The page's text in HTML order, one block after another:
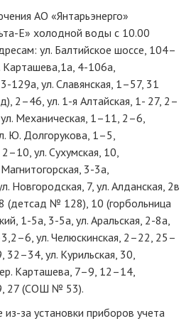
АО «Янтарьэнерго»
Е» холодной воды с 10.00
ул. Балтийское шоссе, 104–
4-106а,
3-129а, ул. Славянская, 1–57, 31
2–46, ул. 1-я Алтайская, 1- 27, 2–
Механическая, 1–11, 2–6,
Ю. Долгорукова, 1–5,
ул. Сухумская, 10,
3-3а,
Новгородская, 7, ул. Алданская, 2в
№ 128), 10 (горбольница
1-5а, 3-5а, ул. Аральская, 2-8а,
ул. Челюскинская, 2–22, 25–
32–34, ул. Курильская, 30,
Карташева, 7–9, 12–14,
27 (СОШ № 53).
из-за установки приборов учета